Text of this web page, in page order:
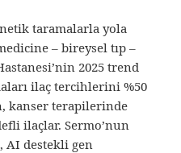
taramalarla yola
– bireysel tıp –
2025 trend
ilaç tercihlerini %50
kanser terapilerinde
ilaçlar. Sermo’nun
AI destekli gen